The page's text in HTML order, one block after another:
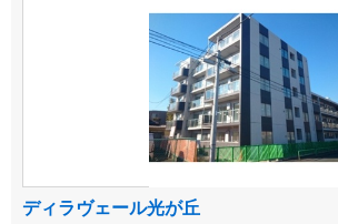
ディラヴェール光が丘